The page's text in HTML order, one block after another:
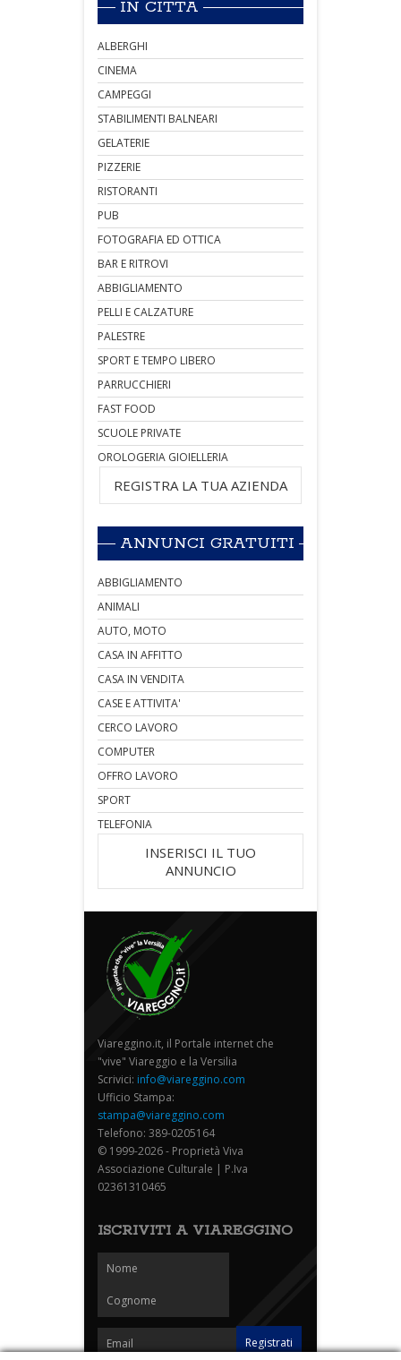
IN CITTÀ
ALBERGHI
CINEMA
CAMPEGGI
STABILIMENTI BALNEARI
GELATERIE
PIZZERIE
RISTORANTI
PUB
FOTOGRAFIA ED OTTICA
BAR E RITROVI
ABBIGLIAMENTO
PELLI E CALZATURE
PALESTRE
SPORT E TEMPO LIBERO
PARRUCCHIERI
FAST FOOD
SCUOLE PRIVATE
OROLOGERIA GIOIELLERIA
REGISTRA LA TUA AZIENDA
ANNUNCI GRATUITI
ABBIGLIAMENTO
ANIMALI
AUTO, MOTO
CASA IN AFFITTO
CASA IN VENDITA
CASE E ATTIVITA'
CERCO LAVORO
COMPUTER
OFFRO LAVORO
SPORT
TELEFONIA
INSERISCI IL TUO
ANNUNCIO
Viareggino.it, il Portale internet che
"vive" Viareggio e la Versilia
Scrivici: info@viareggino.com
Ufficio Stampa:
stampa@viareggino.com
Telefono: 389-0205164
© 1999-2026 - Proprietà Viva
Associazione Culturale | P.Iva
02361310465
ISCRIVITI A VIAREGGINO